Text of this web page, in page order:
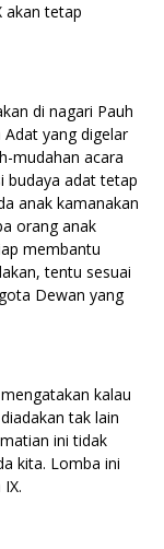
akan tetap
di nagari Pauh
yang digelar
mudahan acara
budaya adat tetap
anak kamanakan
orang anak
membantu
tentu sesuai
Dewan yang
kalau
tak lain
ini tidak
kita. Lomba ini